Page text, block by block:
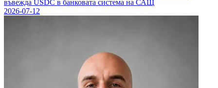
въвежда USDC в банковата система на САЩ
2026-07-12